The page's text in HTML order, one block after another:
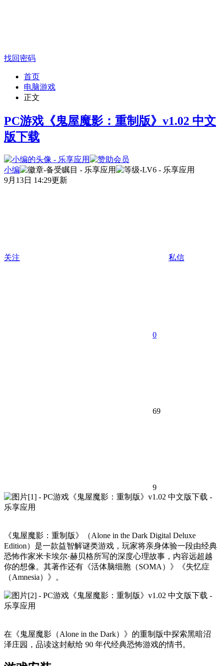
找回密码
首页
电脑游戏
正文
PC游戏《鬼屋魔影：重制版》v1.02 中文
版下载
小编
9月13日 14:29更新
关注 私信
0
69
9
《鬼屋魔影：重制版》（Alone in the Dark Digital Deluxe
Edition）是一款益智解谜类游戏，玩家将亲身体验一段由经典
恐怖作家米卡埃尔·赫贝格所写的深度心理故事，内容远超越
你的想像。其著作还有《活体脑细胞（SOMA）》《失忆症
（Amnesia）》。
在《鬼屋魔影（Alone in the Dark）》的重制版中探索黑暗沼
泽庄园，品读这封献给 90 年代经典恐怖游戏的情书。